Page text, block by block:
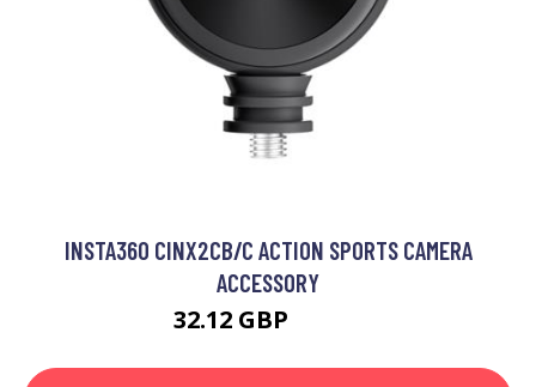
INSTA360 CINX2CB/C ACTION SPORTS CAMERA
ACCESSORY
32.12 GBP